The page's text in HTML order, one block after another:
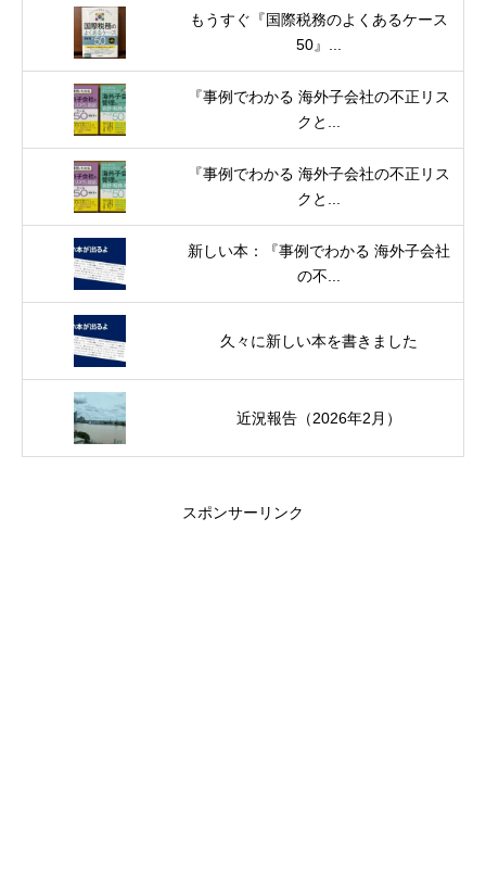
もうすぐ『国際税務のよくあるケース
50』...
『事例でわかる 海外子会社の不正リス
クと...
『事例でわかる 海外子会社の不正リス
クと...
新しい本：『事例でわかる 海外子会社
の不...
久々に新しい本を書きました
近況報告（2026年2月）
スポンサーリンク